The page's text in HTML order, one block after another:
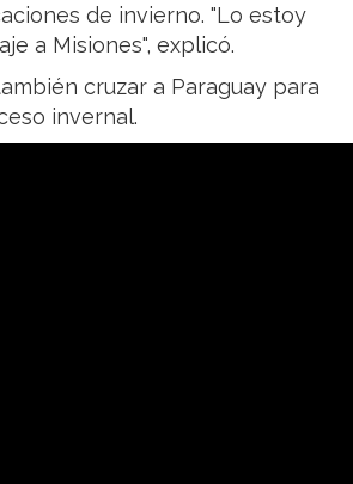
de invierno. "Lo estoy
a Misiones", explicó.
cruzar a Paraguay para
invernal.